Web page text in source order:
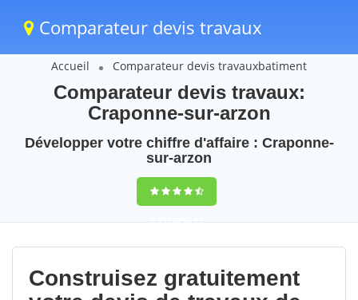
Comparateur devis travaux
Accueil Comparateur devis travauxbatiment
Comparateur devis travaux:
Craponne-sur-arzon
Développer votre chiffre d'affaire : Craponne-
sur-arzon
9,5(100%)91
votes
Construisez gratuitement